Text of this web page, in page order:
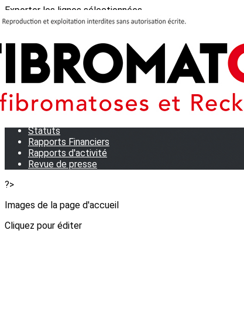
Exporter les lignes sélectionnées
Exporter toutes les colonnes
Qui sommes-nous?
Statuts
Rapports Financiers
Rapports d'activité
Revue de presse
?>
Images de la page d'accueil
Cliquez pour éditer